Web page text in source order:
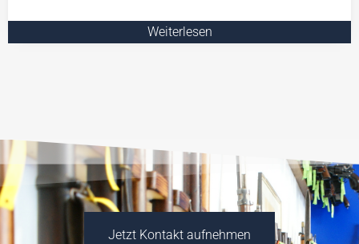
Weiterlesen
Jetzt Kontakt aufnehmen